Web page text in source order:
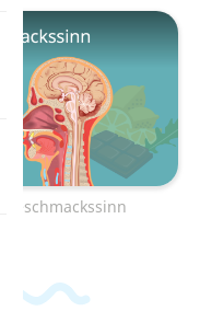
Geschmackssinn